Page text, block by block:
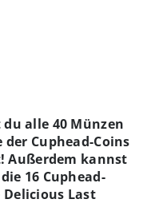
alle 40 Münzen
der Cuphead-Coins
Außerdem kannst
16 Cuphead-
Delicious Last